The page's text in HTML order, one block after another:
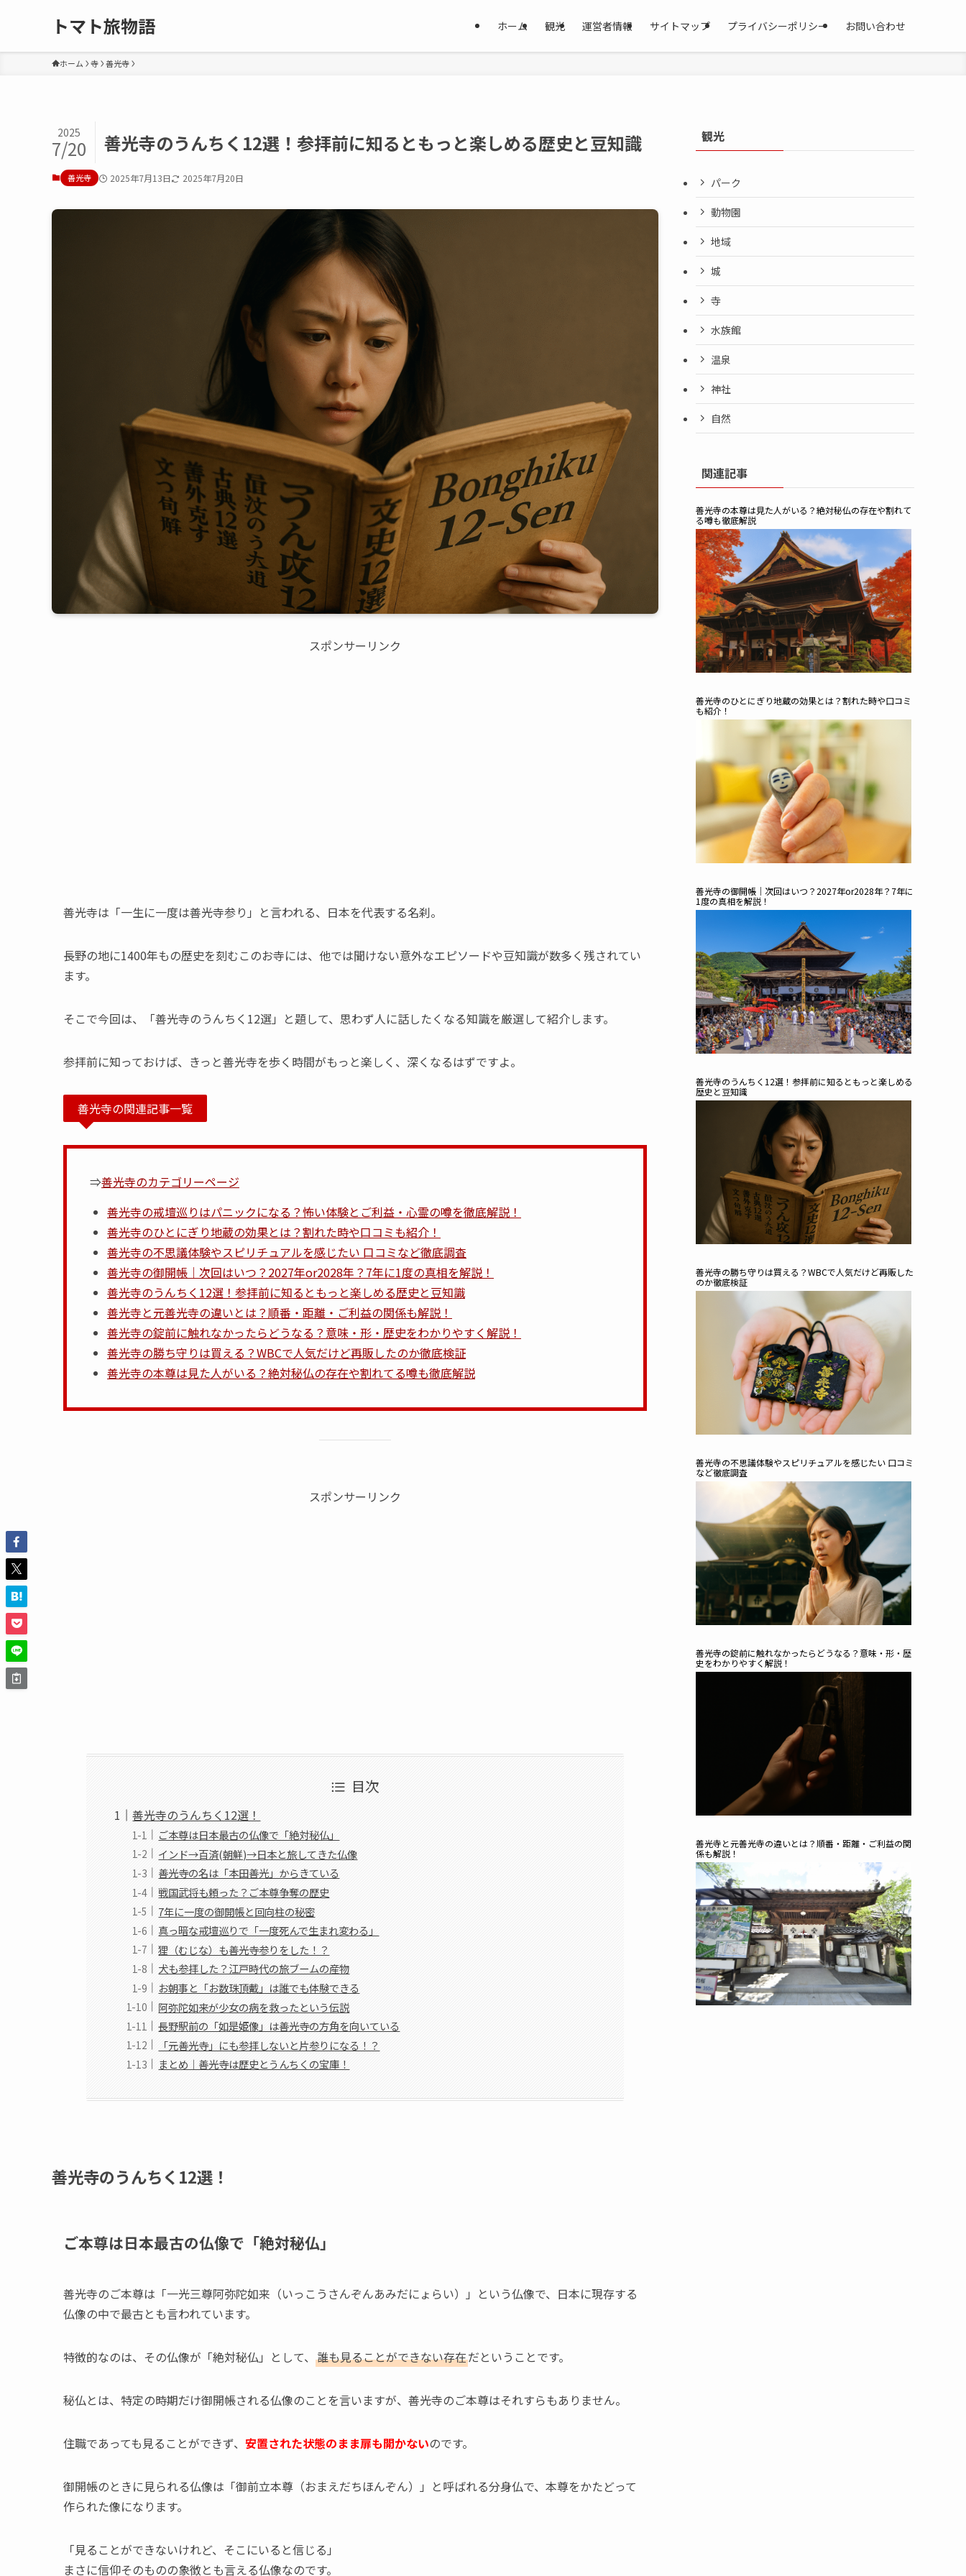
トマト旅物語 ホーム 観光 運営者情報 サイトマップ プライバシーポリシー お問い合わせ
ホーム 寺 善光寺
善光寺のうんちく12選！参拝前に知るともっと楽しめる歴史と豆知識
2025
7/20
善光寺 2025年7月13日 2025年7月20日
スポンサーリンク
善光寺は「一生に一度は善光寺参り」と言われる、日本を代表する名刹。
長野の地に1400年もの歴史を刻むこのお寺には、他では聞けない意外なエピソードや豆知識が数多く残されてい
ます。
そこで今回は、「善光寺のうんちく12選」と題して、思わず人に話したくなる知識を厳選して紹介します。
参拝前に知っておけば、きっと善光寺を歩く時間がもっと楽しく、深くなるはずですよ。
善光寺の関連記事一覧
⇒善光寺のカテゴリーページ
善光寺の戒壇巡りはパニックになる？怖い体験とご利益・心霊の噂を徹底解説！
善光寺のひとにぎり地蔵の効果とは？割れた時や口コミも紹介！
善光寺の不思議体験やスピリチュアルを感じたい 口コミなど徹底調査
善光寺の御開帳｜次回はいつ？2027年or2028年？7年に1度の真相を解説！
善光寺のうんちく12選！参拝前に知るともっと楽しめる歴史と豆知識
善光寺と元善光寺の違いとは？順番・距離・ご利益の関係も解説！
善光寺の錠前に触れなかったらどうなる？意味・形・歴史をわかりやすく解説！
善光寺の勝ち守りは買える？WBCで人気だけど再販したのか徹底検証
善光寺の本尊は見た人がいる？絶対秘仏の存在や割れてる噂も徹底解説
スポンサーリンク
目次
善光寺のうんちく12選！
ご本尊は日本最古の仏像で「絶対秘仏」
インド→百済(朝鮮)→日本と旅してきた仏像
善光寺の名は「本田善光」からきている
戦国武将も頼った？ご本尊争奪の歴史
7年に一度の御開帳と回向柱の秘密
真っ暗な戒壇巡りで「一度死んで生まれ変わる」
狸（むじな）も善光寺参りをした！？
犬も参拝した？江戸時代の旅ブームの産物
お朝事と「お数珠頂戴」は誰でも体験できる
阿弥陀如来が少女の病を救ったという伝説
長野駅前の「如是姫像」は善光寺の方角を向いている
「元善光寺」にも参拝しないと片参りになる！？
まとめ｜善光寺は歴史とうんちくの宝庫！
善光寺のうんちく12選！
ご本尊は日本最古の仏像で「絶対秘仏」
善光寺のご本尊は「一光三尊阿弥陀如来（いっこうさんぞんあみだにょらい）」という仏像で、日本に現存する
仏像の中で最古とも言われています。
特徴的なのは、その仏像が「絶対秘仏」として、 誰も見ることができない存在だということです。
秘仏とは、特定の時期だけ御開帳される仏像のことを言いますが、善光寺のご本尊はそれすらもありません。
住職であっても見ることができず、 安置された状態のまま扉も開かないのです。
御開帳のときに見られる仏像は「御前立本尊（おまえだちほんぞん）」と呼ばれる分身仏で、本尊をかたどって
作られた像になります。
「見ることができないけれど、そこにいると信じる」
まさに信仰そのものの象徴とも言える仏像なのです。
観光
パーク
動物園
地域
城
寺
水族館
温泉
神社
自然
関連記事
善光寺の本尊は見た人がいる？絶対秘仏の存在や割れて
る噂も徹底解説
善光寺のひとにぎり地蔵の効果とは？割れた時や口コミ
も紹介！
善光寺の御開帳｜次回はいつ？2027年or2028年？7年に
1度の真相を解説！
善光寺のうんちく12選！参拝前に知るともっと楽しめる
歴史と豆知識
善光寺の勝ち守りは買える？WBCで人気だけど再販した
のか徹底検証
善光寺の不思議体験やスピリチュアルを感じたい 口コミ
など徹底調査
善光寺の錠前に触れなかったらどうなる？意味・形・歴
史をわかりやすく解説！
善光寺と元善光寺の違いとは？順番・距離・ご利益の関
係も解説！